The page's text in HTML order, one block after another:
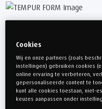
ontwerp
Van welk materiaal en
TEMPUR®Design bed biedt
verscheidenheid aan
Cookies
Wij en onze partners (zoals
instellingen) gebruiken cookies
online ervaring te verbeteren,
gepersonaliseerde content te
kunt alle cookies toestaan, niet-
keuzes aanpassen onder